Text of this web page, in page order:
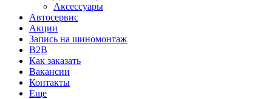
Аксессуары
Автосервис
Акции
Запись на шиномонтаж
B2B
Как заказать
Вакансии
Контакты
Еще